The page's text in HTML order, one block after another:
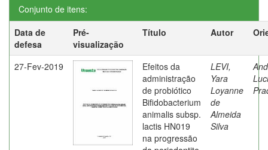
Conjunto de itens:
Data de
defesa
Pré-
visualização
Título Autor
27-Fev-2019
Efeitos da
administração
de probiótico
Bifidobacterium
animalis subsp.
lactis HN019
na progressão
LEVI,
Yara
Loyanne
de
Almeida
Silva